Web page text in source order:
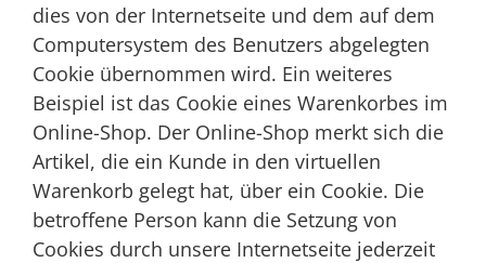
dies von der Internetseite und dem auf dem
Computersystem des Benutzers abgelegten
Cookie übernommen wird. Ein weiteres
Beispiel ist das Cookie eines Warenkorbes im
Online-Shop. Der Online-Shop merkt sich die
Artikel, die ein Kunde in den virtuellen
Warenkorb gelegt hat, über ein Cookie. Die
betroffene Person kann die Setzung von
Cookies durch unsere Internetseite jederzeit